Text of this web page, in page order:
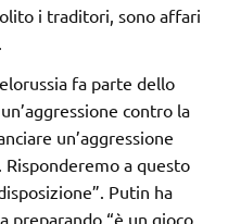
i traditori, sono affari
fa parte dello
contro la
un’aggressione
Risponderemo a questo
Putin ha
preparando “è un gioco